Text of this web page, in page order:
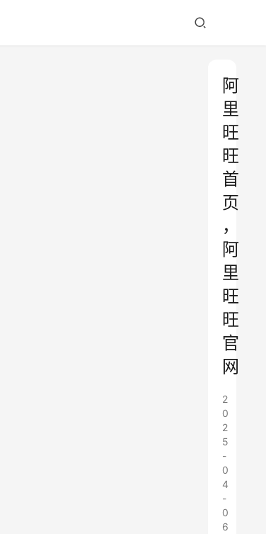
阿
里
旺
旺
首
页
，
阿
里
旺
旺
官
网
2
0
2
5
-
0
4
-
0
6